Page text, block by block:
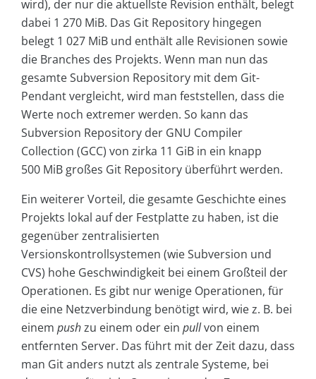
wird), der nur die aktuellste Revision enthält, belegt
dabei 1 270 MiB. Das Git Repository hingegen
belegt 1 027 MiB und enthält alle Revisionen sowie
die Branches des Projekts. Wenn man nun das
gesamte Subversion Repository mit dem Git-
Pendant vergleicht, wird man feststellen, dass die
Werte noch extremer werden. So kann das
Subversion Repository der GNU Compiler
Collection (GCC) von zirka 11 GiB in ein knapp
500 MiB großes Git Repository überführt werden.
Ein weiterer Vorteil, die gesamte Geschichte eines
Projekts lokal auf der Festplatte zu haben, ist die
gegenüber zentralisierten
Versionskontrollsystemen (wie Subversion und
CVS) hohe Geschwindigkeit bei einem Großteil der
Operationen. Es gibt nur wenige Operationen, für
die eine Netzverbindung benötigt wird, wie z. B. bei
einem pushzu einem oder ein pullvon einem
entfernten Server. Das führt mit der Zeit dazu, dass
man Git anders nutzt als zentrale Systeme, bei